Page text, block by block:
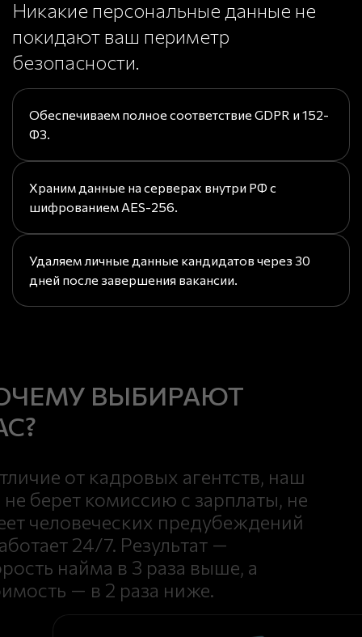
Никакие персональные данные не
покидают ваш периметр
безопасности.
Обеспечиваем полное соответствие GDPR и 152-
ФЗ.
Храним данные на серверах внутри РФ с
шифрованием AES-256.
Удаляем личные данные кандидатов через 30
дней после завершения вакансии.
ВЫБИРАЮТ
от кадровых агентств, наш
берет комиссию с зарплаты, не
человеческих предубеждений
24/7. Результат —
найма в 3 раза выше, а
— в 2 раза ниже.